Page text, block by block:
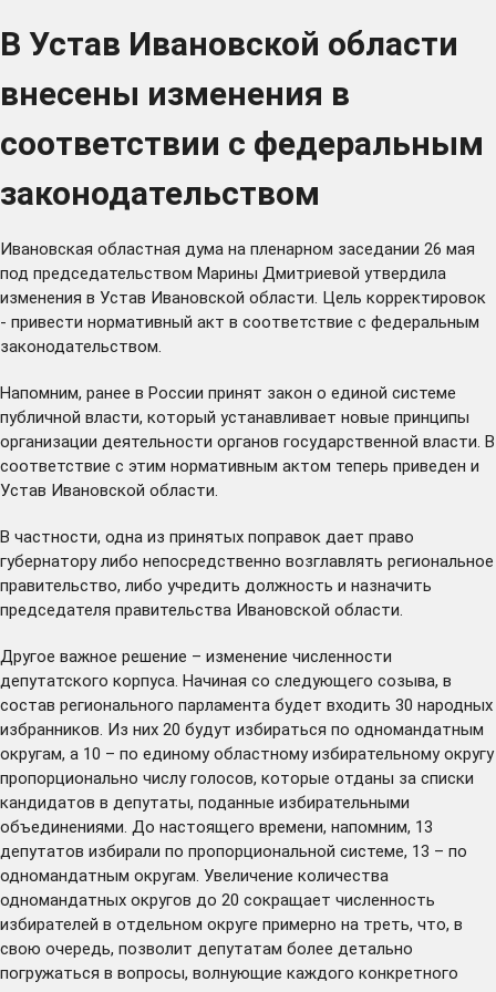
В Устав Ивановской области
внесены изменения в
соответствии с федеральным
законодательством
Ивановская областная дума на пленарном заседании 26 мая
под председательством Марины Дмитриевой утвердила
изменения в Устав Ивановской области. Цель корректировок
- привести нормативный акт в соответствие с федеральным
законодательством.
Напомним, ранее в России принят закон о единой системе
публичной власти, который устанавливает новые принципы
организации деятельности органов государственной власти. В
соответствие с этим нормативным актом теперь приведен и
Устав Ивановской области.
В частности, одна из принятых поправок дает право
губернатору либо непосредственно возглавлять региональное
правительство, либо учредить должность и назначить
председателя правительства Ивановской области.
Другое важное решение – изменение численности
депутатского корпуса. Начиная со следующего созыва, в
состав регионального парламента будет входить 30 народных
избранников. Из них 20 будут избираться по одномандатным
округам, а 10 – по единому областному избирательному округу
пропорционально числу голосов, которые отданы за списки
кандидатов в депутаты, поданные избирательными
объединениями. До настоящего времени, напомним, 13
депутатов избирали по пропорциональной системе, 13 – по
одномандатным округам. Увеличение количества
одномандатных округов до 20 сокращает численность
избирателей в отдельном округе примерно на треть, что, в
свою очередь, позволит депутатам более детально
погружаться в вопросы, волнующие каждого конкретного